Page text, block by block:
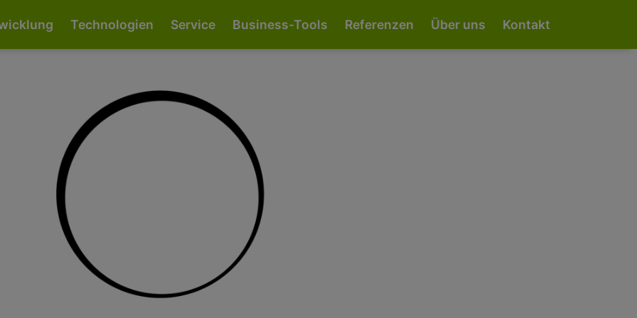
Technologien Service Business-Tools Referenzen Über uns Kontakt